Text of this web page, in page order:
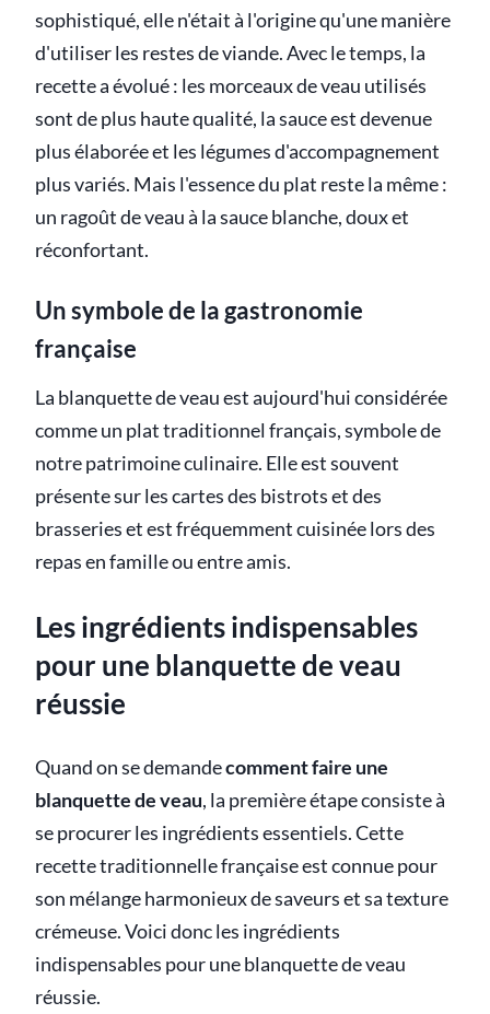
sophistiqué, elle n'était à l'origine qu'une manière
d'utiliser les restes de viande. Avec le temps, la
recette a évolué : les morceaux de veau utilisés
sont de plus haute qualité, la sauce est devenue
plus élaborée et les légumes d'accompagnement
plus variés. Mais l'essence du plat reste la même :
un ragoût de veau à la sauce blanche, doux et
réconfortant.
Un symbole de la gastronomie
française
La blanquette de veau est aujourd'hui considérée
comme un plat traditionnel français, symbole de
notre patrimoine culinaire. Elle est souvent
présente sur les cartes des bistrots et des
brasseries et est fréquemment cuisinée lors des
repas en famille ou entre amis.
Les ingrédients indispensables
pour une blanquette de veau
réussie
Quand on se demandecomment faire une
blanquette de veau, la première étape consiste à
se procurer les ingrédients essentiels. Cette
recette traditionnelle française est connue pour
son mélange harmonieux de saveurs et sa texture
crémeuse. Voici donc les ingrédients
indispensables pour une blanquette de veau
réussie.